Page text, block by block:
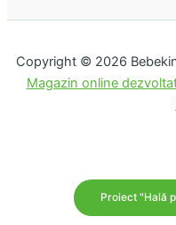
Copyright © 2026
Magazin online
Proiect "Hală